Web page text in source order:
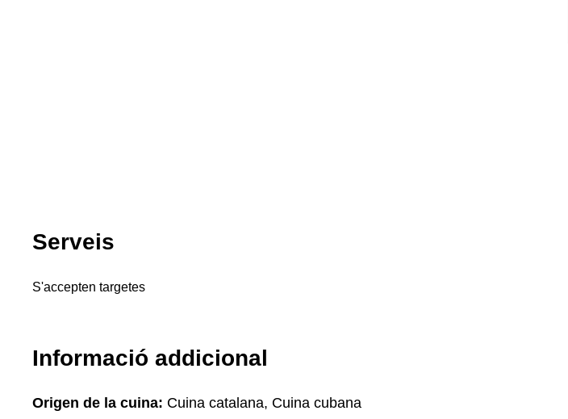
Serveis
S'accepten targetes
Informació addicional
Origen de la cuina: Cuina catalana, Cuina cubana